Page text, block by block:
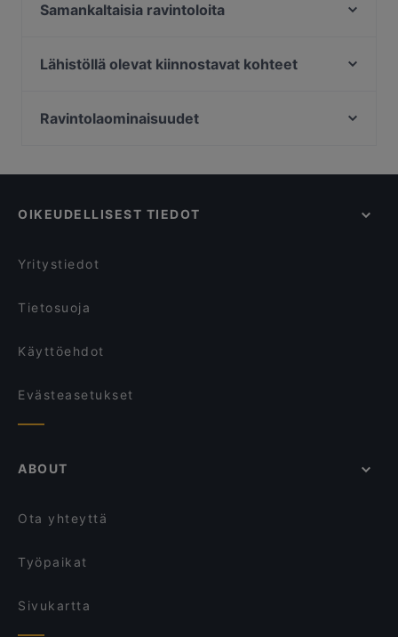
Samankaltaisia ravintoloita
Ristorante Momento Willa
Mattila Bistro & Pizza
Siam Bangkok Thai Ravintola
Lähistöllä olevat kiinnostavat kohteet
Puotilan ostoskeskus, Helsinki
Ravintolaominaisuudet
Illallisravintolat, Hyvinkää
OIKEUDELLISEST TIEDOT
Yritystiedot
Tietosuoja
Käyttöehdot
Evästeasetukset
ABOUT
Ota yhteyttä
Työpaikat
Sivukartta